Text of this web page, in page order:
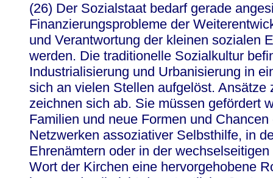
(26) Der Sozialstaat bedarf gerade
Finanzierungsprobleme der
und Verantwortung der kleinen sozialen
werden. Die traditionelle Sozialkultur
Industrialisierung und Urbanisierung in
sich an vielen Stellen aufgelöst. Ansätze
zeichnen sich ab. Sie müssen gefördert
Familien und neue Formen und
Netzwerken assoziativer Selbsthilfe, in
Ehrenämtern oder in der
Wort der Kirchen eine hervorgehobene